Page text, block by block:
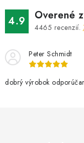
4.9 Overené
4465 recenzií.
Peter Schmidt
dobrý výrobok